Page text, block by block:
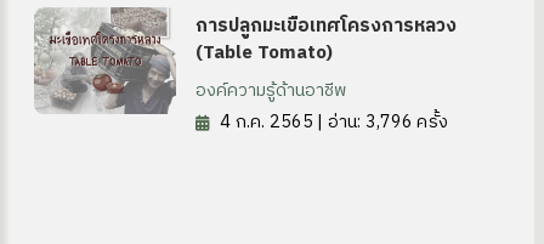
การปลูกมะเขือเทศโครงการหลวง
(Table Tomato)
องค์ความรู้ด้านอาชีพ
4 ก.ค. 2565 | อ่าน: 3,796 ครั้ง